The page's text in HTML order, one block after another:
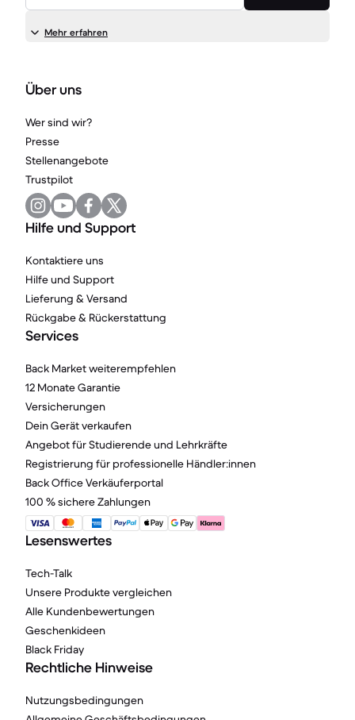
Mehr erfahren
Über uns
Wer sind wir?
Presse
Stellenangebote
Trustpilot
Hilfe und Support
Kontaktiere uns
Hilfe und Support
Lieferung & Versand
Rückgabe & Rückerstattung
Services
Back Market weiterempfehlen
12 Monate Garantie
Versicherungen
Dein Gerät verkaufen
Angebot für Studierende und Lehrkräfte
Registrierung für professionelle Händler:innen
Back Office Verkäuferportal
100 % sichere Zahlungen
Lesenswertes
Tech-Talk
Unsere Produkte vergleichen
Alle Kundenbewertungen
Geschenkideen
Black Friday
Rechtliche Hinweise
Nutzungsbedingungen